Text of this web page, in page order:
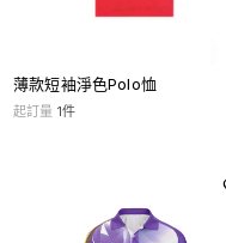
薄款短袖淨色Polo恤
起訂量 1件